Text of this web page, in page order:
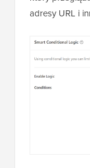
który